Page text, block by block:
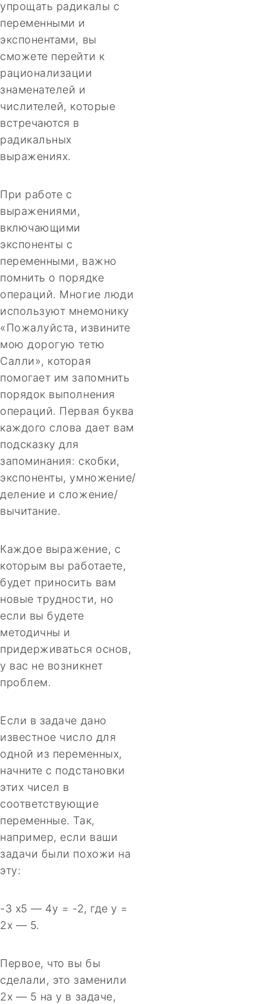
упрощать радикалы с
переменными и
экспонентами, вы
сможете перейти к
рационализации
знаменателей и
числителей, которые
встречаются в
радикальных
выражениях.
При работе с
выражениями,
включающими
экспоненты с
переменными, важно
помнить о порядке
операций. Многие люди
используют мнемонику
«Пожалуйста, извините
мою дорогую тетю
Салли», которая
помогает им запомнить
порядок выполнения
операций. Первая буква
каждого слова дает вам
подсказку для
запоминания: скобки,
экспоненты, умножение/
деление и сложение/
вычитание.
Каждое выражение, с
которым вы работаете,
будет приносить вам
новые трудности, но
если вы будете
методичны и
придерживаться основ,
у вас не возникнет
проблем.
Если в задаче дано
известное число для
одной из переменных,
начните с подстановки
этих чисел в
соответствующие
переменные. Так,
например, если ваши
задачи были похожи на
эту:
-3 x5 — 4y = -2, где y =
2x — 5.
Первое, что вы бы
сделали, это заменили
2x — 5 на y в задаче,